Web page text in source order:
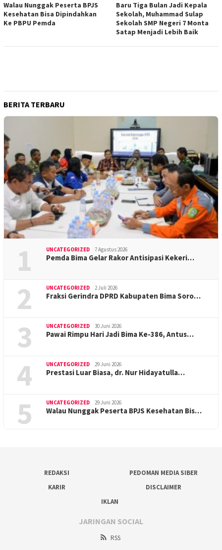
Walau Nunggak Peserta BPJS
Kesehatan Bisa Dipindahkan
Ke PBPU Pemda
Baru Tiga Bulan Jadi Kepala
Sekolah, Muhammad Sulap
Sekolah SMP Negeri 7 Monta
Satap Menjadi Lebih Baik
BERITA TERBARU
1 UNCATEGORIZED 7 Agustus 2026
Pemda Bima Gelar Rakor Antisipasi Kekeri…
2 UNCATEGORIZED 2 Juli 2026
Fraksi Gerindra DPRD Kabupaten Bima Soro…
3 UNCATEGORIZED 30 Juni 2026
Pawai Rimpu Hari Jadi Bima Ke-386, Antus…
4 UNCATEGORIZED 29 Juni 2026
Prestasi Luar Biasa, dr. Nur Hidayatulla…
5 UNCATEGORIZED 29 Juni 2026
Walau Nunggak Peserta BPJS Kesehatan Bis…
REDAKSI
PEDOMAN MEDIA SIBER
KARIR
DISCLAIMER
IKLAN
JARINGAN SOCIAL
RSS